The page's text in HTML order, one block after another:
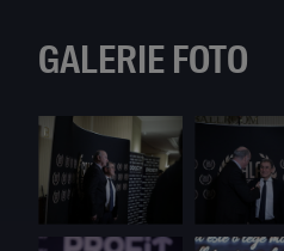
GALERIE FOTO